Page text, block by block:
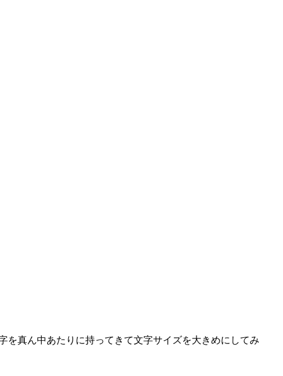
を真ん中あたりに持ってきて文字サイズを大きめにしてみ